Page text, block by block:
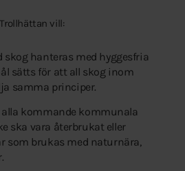
vill:
hanteras med hyggesfria
sätts för att all skog inom
samma principer.
kommande kommunala
ska vara återbrukat eller
som brukas med naturnära,